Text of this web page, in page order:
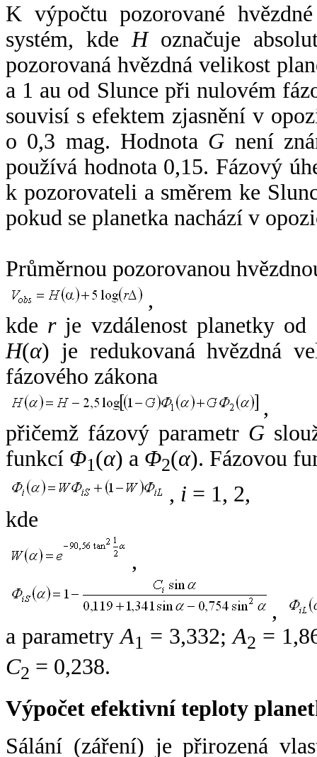
K výpočtu pozorované
systém, kde Hoznačuje
pozorovaná hvězdná velikost
a 1 au od Slunce při nulovém
souvisí s efektem zjasnění v
o 0,3 mag. Hodnota G není
používá hodnota 0,15. Fázový
k pozorovateli a směrem ke
pokud se planetka nachází v
Průměrnou pozorovanou
,
kde rje vzdálenost planetky od
H(α) je redukovaná hvězdná
fázového zákona
,
přičemž fázový parametr G
funkcí Φ1(α) a Φ2(α). Fázovou
, i = 1, 2,
kde
,
,
a parametryA1 = 3,332;A2 =
C2 = 0,238.
Výpočet efektivní teploty
Sálání (záření) je přirozená